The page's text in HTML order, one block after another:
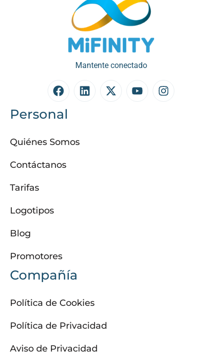
Mantente conectado
Personal
Quiénes Somos
Contáctanos
Tarifas
Logotipos
Blog
Promotores
Compañía
Política de Cookies
Política de Privacidad
Aviso de Privacidad